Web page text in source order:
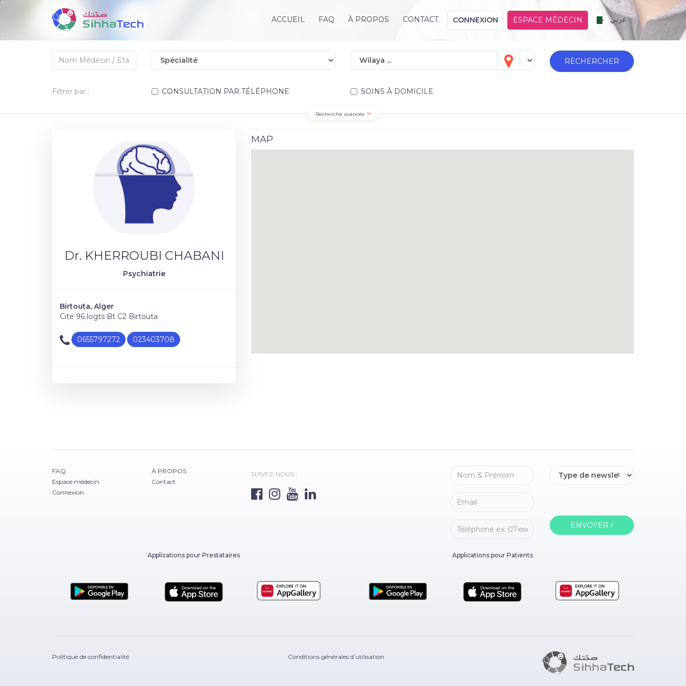
ACCUEIL FAQ À PROPOS CONTACT CONNEXION ESPACE MÉDECIN عربي
RECHERCHER
Filtrer par : CONSULTATION PAR TÉLÉPHONE SOINS À DOMICILE
Recherche avancée
Dr. KHERROUBI CHABANI
Psychiatrie
Birtouta, Alger
Cite 96 logts Bt C2 Birtouta
0655797272 023403708
MAP
FAQ
Espace médecin
Connexion
À PROPOS
Contact
SUIVEZ-NOUS :
ENVOYER
Applications pour Prestataires Applications pour Patients
Politique de confidentialité Conditions générales d’utilisation